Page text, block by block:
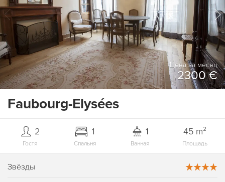
Цена за месяц
2300 €
Faubourg-Elysées
Гостя
2
Спальня
1
Ванная
1
Площадь
45 m²
Звёзды